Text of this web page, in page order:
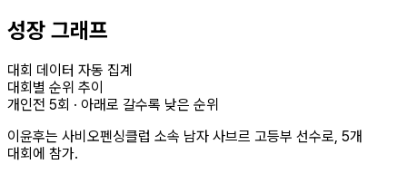
성장 그래프
대회 데이터 자동 집계
대회별 순위 추이
개인전 5회 · 아래로 갈수록 낮은 순위
이윤후는 사비오펜싱클럽 소속 남자 사브르 고등부 선수로, 5개
대회에 참가.